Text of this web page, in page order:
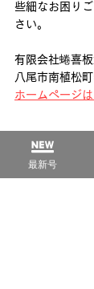
些細なお困り
さい。
有限会社蜷喜
八尾市南植松
ホームページ
最新号